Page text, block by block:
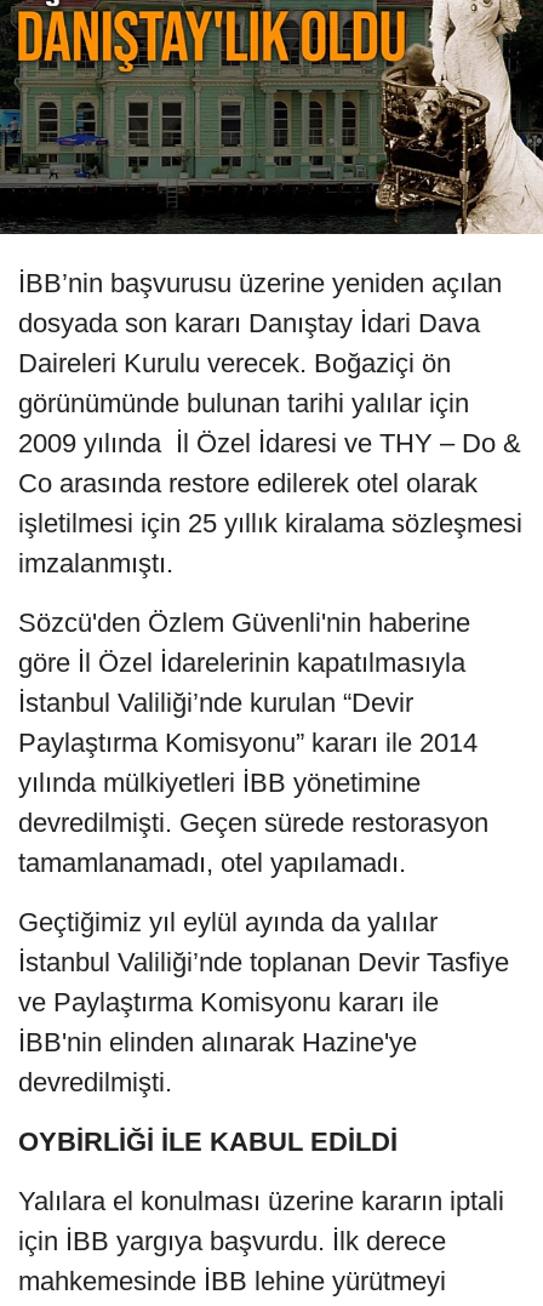
İBB’nin başvurusu üzerine yeniden açılan
dosyada son kararı Danıştay İdari Dava
Daireleri Kurulu verecek. Boğaziçi ön
görünümünde bulunan tarihi yalılar için
2009 yılında İl Özel İdaresi ve THY – Do &
Co arasında restore edilerek otel olarak
işletilmesi için 25 yıllık kiralama sözleşmesi
imzalanmıştı.
Sözcü'den Özlem Güvenli'nin haberine
göre İl Özel İdarelerinin kapatılmasıyla
İstanbul Valiliği’nde kurulan “Devir
Paylaştırma Komisyonu” kararı ile 2014
yılında mülkiyetleri İBB yönetimine
devredilmişti. Geçen sürede restorasyon
tamamlanamadı, otel yapılamadı.
Geçtiğimiz yıl eylül ayında da yalılar
İstanbul Valiliği’nde toplanan Devir Tasfiye
ve Paylaştırma Komisyonu kararı ile
İBB'nin elinden alınarak Hazine'ye
devredilmişti.
OYBİRLİĞİ İLE KABUL EDİLDİ
Yalılara el konulması üzerine kararın iptali
için İBB yargıya başvurdu. İlk derece
mahkemesinde İBB lehine yürütmeyi